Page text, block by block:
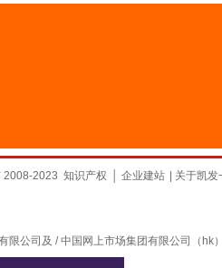
2008-2023 知识产权 企业建站 关于凯发
限公司及 / 中国网上市场集团有限公司（hk